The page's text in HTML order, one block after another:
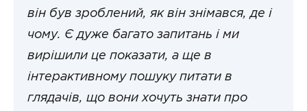
він був зроблений, як він знімався, де і
чому. Є дуже багато запитань і ми
вирішили це показати, а ще в
інтерактивному пошуку питати в
глядачів, що вони хочуть знати про